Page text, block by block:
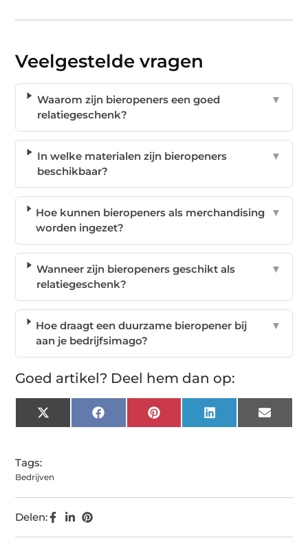
Veelgestelde vragen
Waarom zijn bieropeners een goed
relatiegeschenk?
▼
In welke materialen zijn bieropeners
beschikbaar?
▼
Hoe kunnen bieropeners als merchandising
worden ingezet?
▼
Wanneer zijn bieropeners geschikt als
relatiegeschenk?
▼
Hoe draagt een duurzame bieropener bij
aan je bedrijfsimago?
▼
Goed artikel? Deel hem dan op:
X
(Twitter)
Facebook Pinterest LinkedIn Email
Tags:
Bedrijven
Delen: